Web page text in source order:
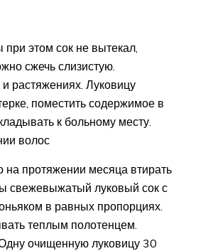
этом сок не вытекал,
сжечь слизистую.
растяжениях. Луковицу
поместить содержимое в
к больному месту.
волос
на протяжении месяца втирать
свежевыжатый луковый сок с
в равных пропорциях.
теплым полотенцем.
очищенную луковицу 30